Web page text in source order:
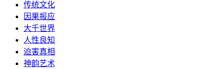
传统文化
因果报应
大千世界
人性良知
迫害真相
神韵艺术